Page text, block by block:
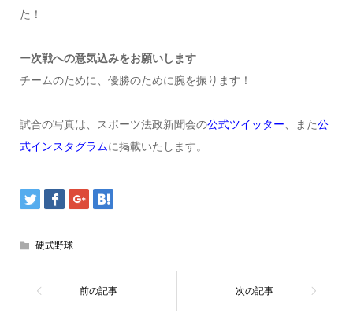
た！
ー次戦への意気込みをお願いします
チームのために、優勝のために腕を振ります！
試合の写真は、スポーツ法政新聞会の公式ツイッター 、また公
式インスタグラムに掲載いたします。
硬式野球